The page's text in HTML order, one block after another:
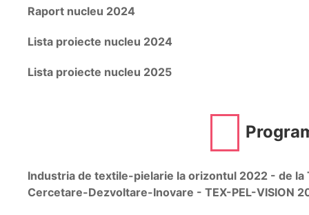
Raport nucleu 2024
Lista proiecte nucleu 2024
Lista proiecte nucleu 2025
Industria de textile-pielarie la orizontul 2022 - de
Cercetare-Dezvoltare-Inovare - TEX-PEL-VISION